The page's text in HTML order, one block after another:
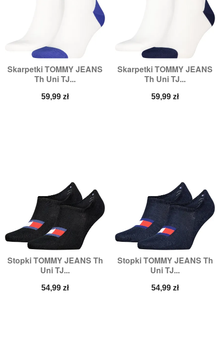
Skarpetki TOMMY JEANS
Th Uni TJ...
Cena
59,99 zł
Skarpetki TOMMY JEANS
Th Uni TJ...
Cena
59,99 zł
Stopki TOMMY JEANS Th
Uni TJ...
Cena
54,99 zł
Stopki TOMMY JEANS Th
Uni TJ...
Cena
54,99 zł